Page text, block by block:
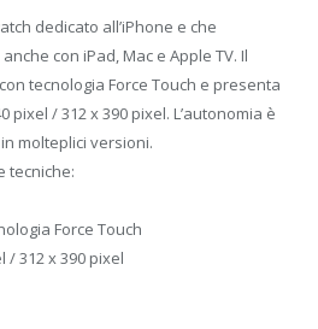
dedicato all’iPhone e che
con iPad, Mac e Apple TV. Il
tecnologia Force Touch e presenta
pixel / 312 x 390 pixel. L’autonomia è
molteplici versioni.
tecniche:
Force Touch
/ 312 x 390 pixel